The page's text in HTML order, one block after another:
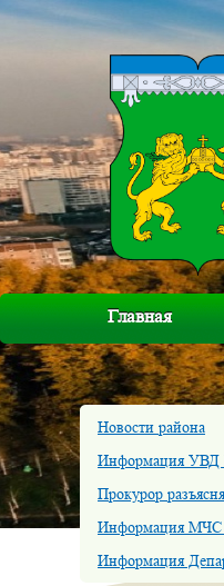
Главная
Новости района
Информация
Прокурор
Информация
Информация